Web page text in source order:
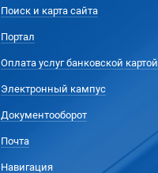
Поиск и карта сайта
Портал
Оплата услуг банковской картой
Электронный кампус
Документооборот
Почта
Навигация